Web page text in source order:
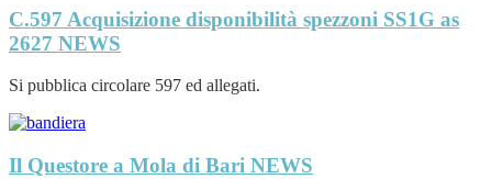
C.597 Acquisizione disponibilità spezzoni SS1G as
2627 NEWS
Si pubblica circolare 597 ed allegati.
Il Questore a Mola di Bari NEWS